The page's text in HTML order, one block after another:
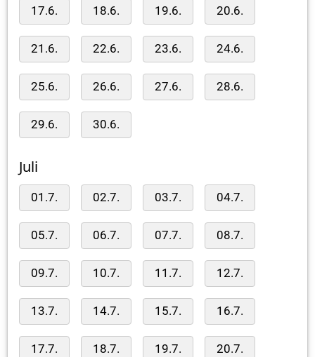
17.6. 18.6. 19.6. 20.6.
21.6. 22.6. 23.6. 24.6.
25.6. 26.6. 27.6. 28.6.
29.6. 30.6.
Juli
01.7. 02.7. 03.7. 04.7.
05.7. 06.7. 07.7. 08.7.
09.7. 10.7. 11.7. 12.7.
13.7. 14.7. 15.7. 16.7.
17.7. 18.7. 19.7. 20.7.